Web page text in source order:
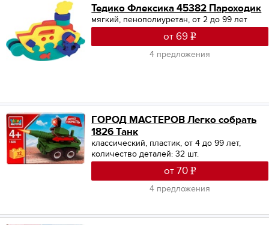
Тедико Флексика 45382 Пароходик
мягкий, пенополиуретан, от 2 до 99 лет
от 69
4 предложения
ГОРОД МАСТЕРОВ Легко собрать
1826 Танк
классический, пластик, от 4 до 99 лет,
количество деталей: 32 шт.
от 70
4 предложения